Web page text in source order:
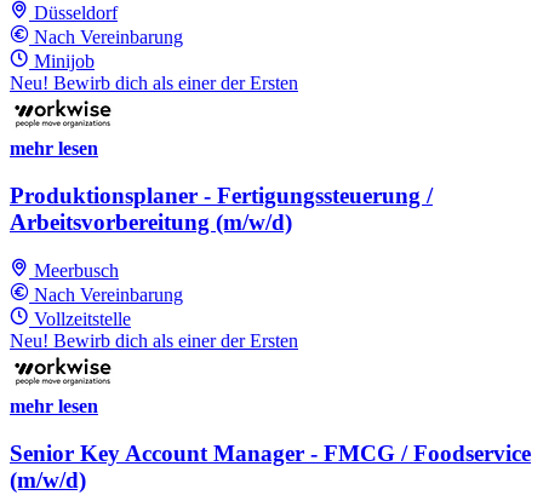
Düsseldorf
Nach Vereinbarung
Minijob
Neu! Bewirb dich als einer der Ersten
mehr lesen
Produktionsplaner - Fertigungssteuerung /
Arbeitsvorbereitung (m/w/d)
Meerbusch
Nach Vereinbarung
Vollzeitstelle
Neu! Bewirb dich als einer der Ersten
mehr lesen
Senior Key Account Manager - FMCG / Foodservice
(m/w/d)